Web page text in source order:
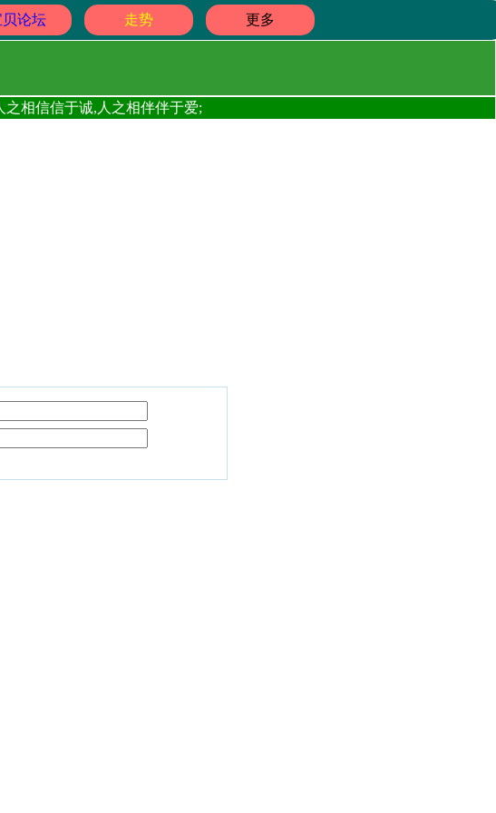
贝论坛 走势 更多
相信信于诚,人之相伴伴于爱;